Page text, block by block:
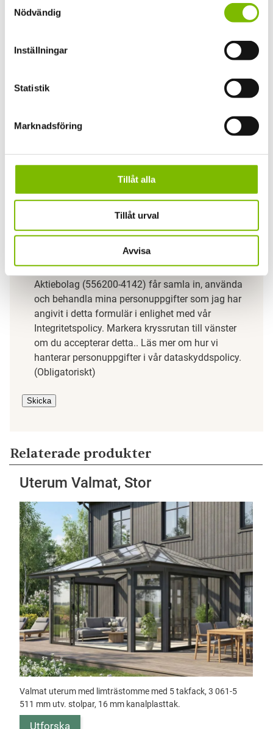
Nödvändig
Inställningar
Statistik
Marknadsföring
Tillåt alla
Tillåt urval
Avvisa
Postnummer
Samtycke(Obligatoriskt)
Jag godkänner härmed att Expodul Inredningar
Aktiebolag (556200-4142) får samla in, använda
och behandla mina personuppgifter som jag har
angivit i detta formulär i enlighet med vår
Integritetspolicy. Markera kryssrutan till vänster
om du accepterar detta.. Läs mer om hur vi
hanterar personuppgifter i vår dataskyddspolicy.
(Obligatoriskt)
Skicka
Relaterade produkter
Uterum Valmat, Stor
Valmat uterum med limträstomme med 5 takfack, 3 061-5
511 mm utv. stolpar, 16 mm kanalplasttak.
Utforska